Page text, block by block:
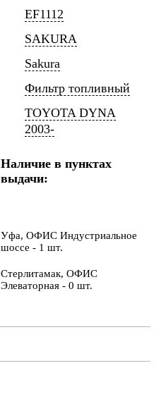
EF1112
SAKURA
Sakura
Фильтр топливный
TOYOTA DYNA
2003-
Наличие в пунктах
выдачи:
Уфа, ОФИС Индустриальное
шоссе - 1 шт.
Стерлитамак, ОФИС
Элеваторная - 0 шт.